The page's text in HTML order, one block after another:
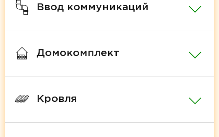
Ввод коммуникаций
Домокомплект
Кровля